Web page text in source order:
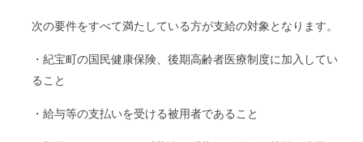
次の要件をすべて満たしている方が支給の対象となります。
・紀宝町の国民健康保険、後期高齢者医療制度に加入してい
ること
・給与等の支払いを受ける被用者であること